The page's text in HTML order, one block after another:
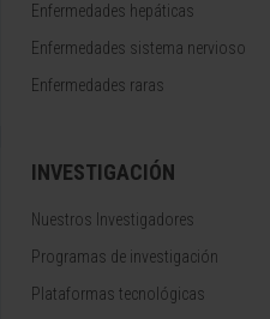
Enfermedades hepáticas
Enfermedades sistema nervioso
Enfermedades raras
INVESTIGACIÓN
Nuestros Investigadores
Programas de investigación
Plataformas tecnológicas